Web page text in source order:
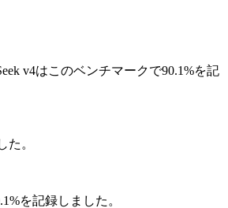
v4はこのベンチマークで90.1%を記
た。
を記録しました。